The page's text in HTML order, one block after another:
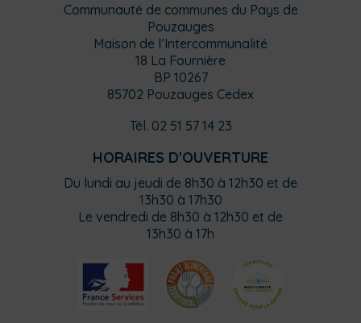
Communauté de communes du Pays de
Pouzauges
Maison de l’Intercommunalité
18 La Fournière
BP 10267
85702 Pouzauges Cedex
Tél. 02 51 57 14 23
HORAIRES D'OUVERTURE
Du lundi au jeudi de 8h30 à 12h30 et de
13h30 à 17h30
Le vendredi de 8h30 à 12h30 et de
13h30 à 17h